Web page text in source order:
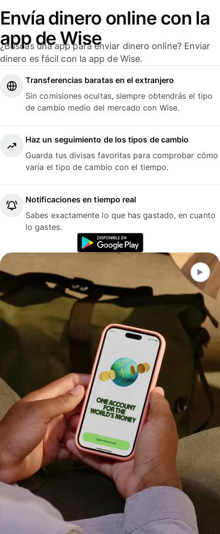
Envía dinero online con la
app de Wise
¿Buscas una app para enviar dinero online? Enviar
dinero es fácil con la app de Wise.
Transferencias baratas en el extranjero
Sin comisiones ocultas, siempre obtendrás el tipo
de cambio medio del mercado con Wise.
Haz un seguimiento de los tipos de cambio
Guarda tus divisas favoritas para comprobar cómo
varía el tipo de cambio con el tiempo.
Notificaciones en tiempo real
Sabes exactamente lo que has gastado, en cuanto
lo gastes.